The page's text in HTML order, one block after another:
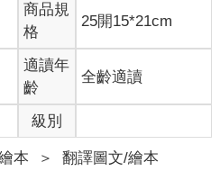
商品規
格
25開15*21cm
適讀年
齡
全齡適讀
級別
本 ＞ 翻譯圖文/繪本